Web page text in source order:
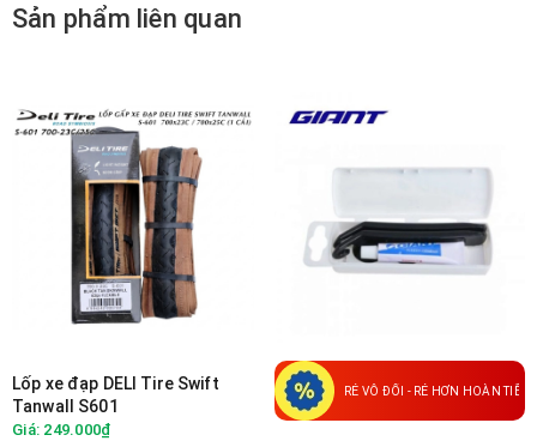
Sản phẩm liên quan
Lốp xe đạp DELI Tire Swift
Tanwall S601
Giá: 249.000₫
RẺ VÔ ĐỐI - RẺ HƠN HOÀN TIỀN